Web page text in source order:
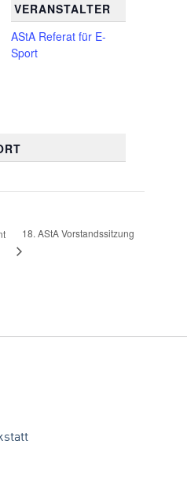
VERANSTALTER
AStA Referat für E-
Sport
18. AStA Vorstandssitzung